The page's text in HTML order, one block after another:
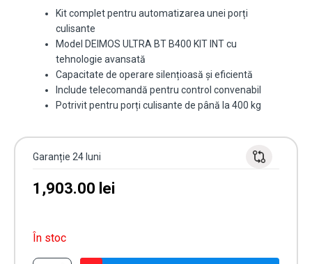
Kit complet pentru automatizarea unei porți
culisante
Model DEIMOS ULTRA BT B400 KIT INT cu
tehnologie avansată
Capacitate de operare silențioasă și eficientă
Include telecomandă pentru control convenabil
Potrivit pentru porți culisante de până la 400 kg
Garanție 24 luni
1,903.00 lei
În stoc